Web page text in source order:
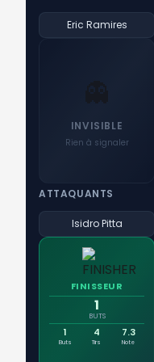
Eric Ramires
INVISIBLE
Rien à signaler
ATTAQUANTS
Isidro Pitta
FINISSEUR
1
BUTS
1
Buts
4
Tirs
7.3
Note